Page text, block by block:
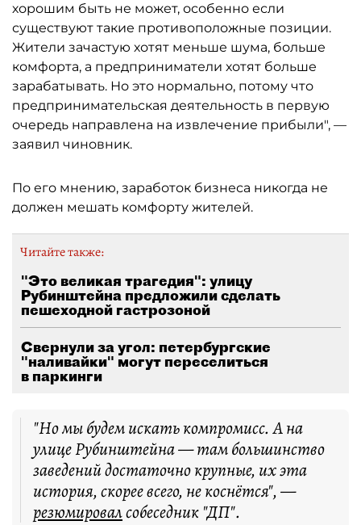
хорошим быть не может, особенно если
существуют такие противоположные позиции.
Жители зачастую хотят меньше шума, больше
комфорта, а предприниматели хотят больше
зарабатывать. Но это нормально, потому что
предпринимательская деятельность в первую
очередь направлена на извлечение прибыли", —
заявил чиновник.
По его мнению, заработок бизнеса никогда не
должен мешать комфорту жителей.
Читайте также:
"Это великая трагедия": улицу
Рубинштейна предложили сделать
пешеходной гастрозоной
Свернули за угол: петербургские
"наливайки" могут переселиться
в паркинги
"Но мы будем искать компромисс. А на
улице Рубинштейна — там большинство
заведений достаточно крупные, их эта
история, скорее всего, не коснётся", —
резюмировалсобеседник "ДП".